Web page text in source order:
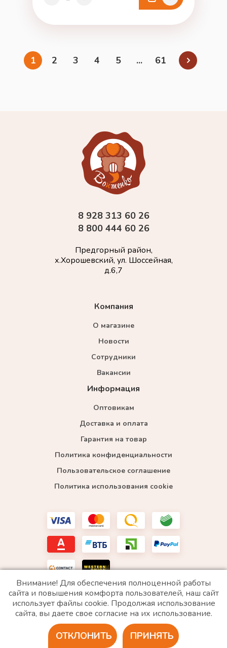
1 2 3 4 5 ... 61
Компания
О магазине
Новости
Сотрудники
Вакансии
Информация
Оптовикам
Доставка и оплата
Гарантия на товар
Политика конфиденциальности
Пользовательское соглашение
Политика использования cookie
8 928 313 60 26
8 800 444 60 26
Предгорный район,
х.Хорошевский, ул. Шоссейная,
д.6,7
*WhatsApp принадлежит компании Meta, которая признана экстремистской и запрещена в
РФ
2020 © Все права защищены. ИП «Войтенко»
Разработка сайта
Внимание! Для обеспечения полноценной работы
сайта и повышения комфорта пользователей, наш сайт
использует файлы cookie. Продолжая использование
сайта, вы даете свое согласие на их использование.
ПРИНЯТЬ
ОТКЛОНИТЬ